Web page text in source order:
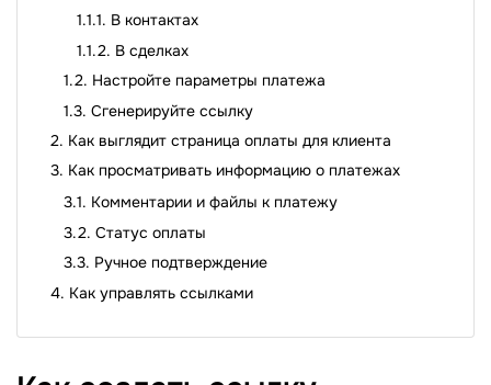
В контактах
В сделках
Настройте параметры платежа
Сгенерируйте ссылку
Как выглядит страница оплаты для клиента
Как просматривать информацию о платежах
Комментарии и файлы к платежу
Статус оплаты
Ручное подтверждение
Как управлять ссылками